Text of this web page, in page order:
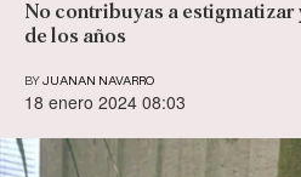
No contribuyas a estigmatizar
de los años
BY JUANAN NAVARRO
18 enero 2024 08:03